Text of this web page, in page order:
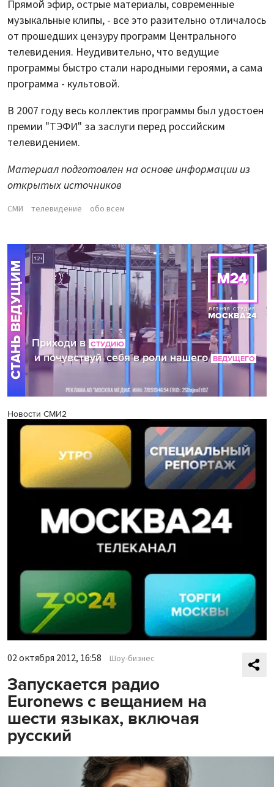
Прямой эфир, острые материалы, современные
музыкальные клипы, - все это разительно отличалось
от прошедших цензуру программ Центрального
телевидения. Неудивительно, что ведущие
программы быстро стали народными героями, а сама
программа - культовой.
В 2007 году весь коллектив программы был удостоен
премии "ТЭФИ" за заслуги перед российским
телевидением.
Материал подготовлен на основе информации из
открытых источников
СМИ телевидение обо всем
Новости СМИ2
02 октября 2012, 16:58 Шоу-бизнес
Запускается радио
Euronews с вещанием на
шести языках, включая
русский